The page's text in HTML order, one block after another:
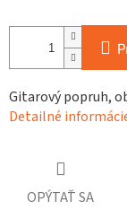
Gitarový popruh,
Detailné
OPÝTAŤ SA